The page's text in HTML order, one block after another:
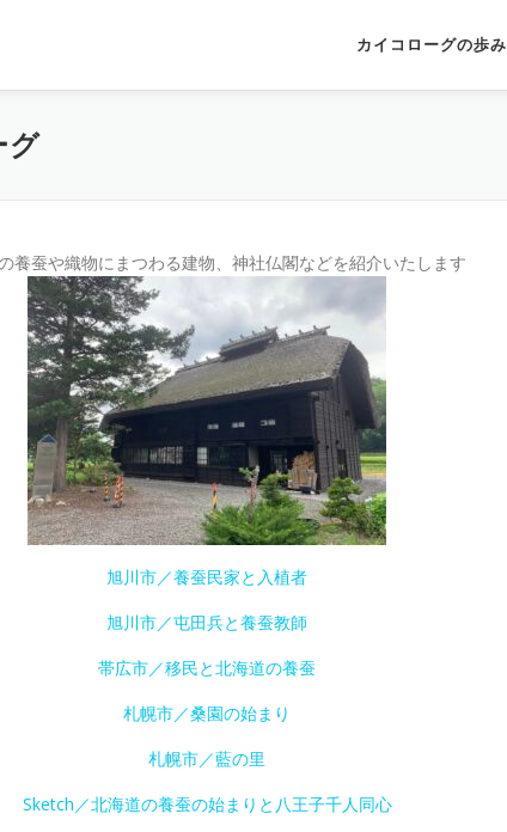
カイコローグの歩み
グ
養蚕や織物にまつわる建物、神社仏閣などを紹介いたします
旭川市／養蚕民家と入植者
旭川市／屯田兵と養蚕教師
帯広市／移民と北海道の養蚕
札幌市／桑園の始まり
札幌市／藍の里
Sketch／北海道の養蚕の始まりと八王子千人同心